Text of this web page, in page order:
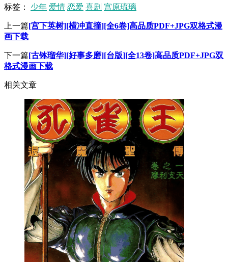
标签： 少年 爱情 恋爱 喜剧 宫原琉璃
上一篇[宫下英树][横冲直撞][全6卷]高品质PDF+JPG双格式漫
画下载
下一篇[古钵瑠华][好事多磨][台版][全13卷]高品质PDF+JPG双
格式漫画下载
相关文章